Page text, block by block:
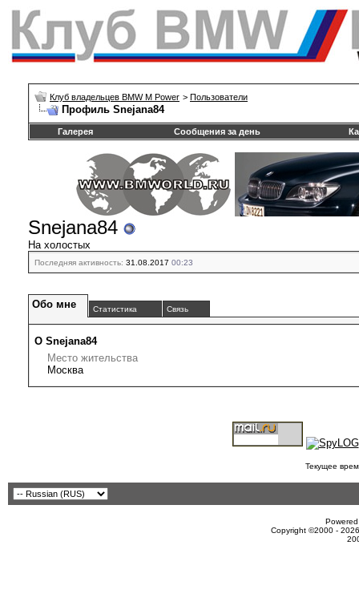
Клуб владельцев BMW M Power > Пользователи
Профиль Snejana84
Галерея Сообщения за день
Snejana84
На холостых
Последняя активность: 31.08.2017 00:23
Обо мне Статистика Связь
О Snejana84
Место жительства
Москва
Текущее
Copyright ©2000 -